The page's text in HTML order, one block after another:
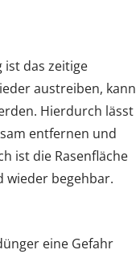
das zeitige
austreiben, kann
Hierdurch lässt
entfernen und
ist die Rasenfläche
wieder begehbar.
eine Gefahr